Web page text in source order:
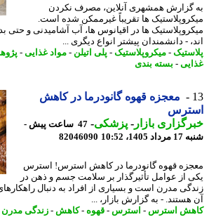
همشهری آنلاین، مصرف نکردن
ها تقریباً غیرممکن شده است.
ها در اقیانوس ها، آب آشامیدنی و حتی بدن
- دانشمندان پیشتر انواع دیگری ...
-میکروپلاستیک-پلی اتیلن -مواد غذایی-
- بسته بندی
معجزه قهوه گانودرما در کاهش
بازار- پزشکی-
47 ساعت پیش -
10:52
82046090
قهوه گانودرما در کاهش استرس! استرس
از عوامل تأثیرگذار بر سلامت جسم و ذهن در
مدرن است و بسیاری از افراد به دنبال راهکارهای
- به گزارش بازار، ...
استرس-استرس-قهوه-کاهش-زندگی مدرن-